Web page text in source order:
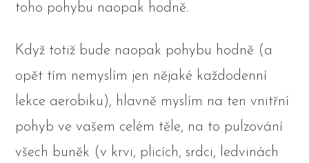
toho pohybu naopak hodně.
Když totiž bude naopak pohybu hodně (a
opět tím nemyslím jen nějaké každodenní
lekce aerobiku), hlavně myslím na ten vnitřní
pohyb ve vašem celém těle, na to pulzování
všech buněk (v krvi, plicích, srdci, ledvinách